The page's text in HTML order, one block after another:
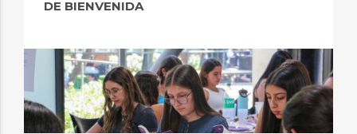
DE BIENVENIDA